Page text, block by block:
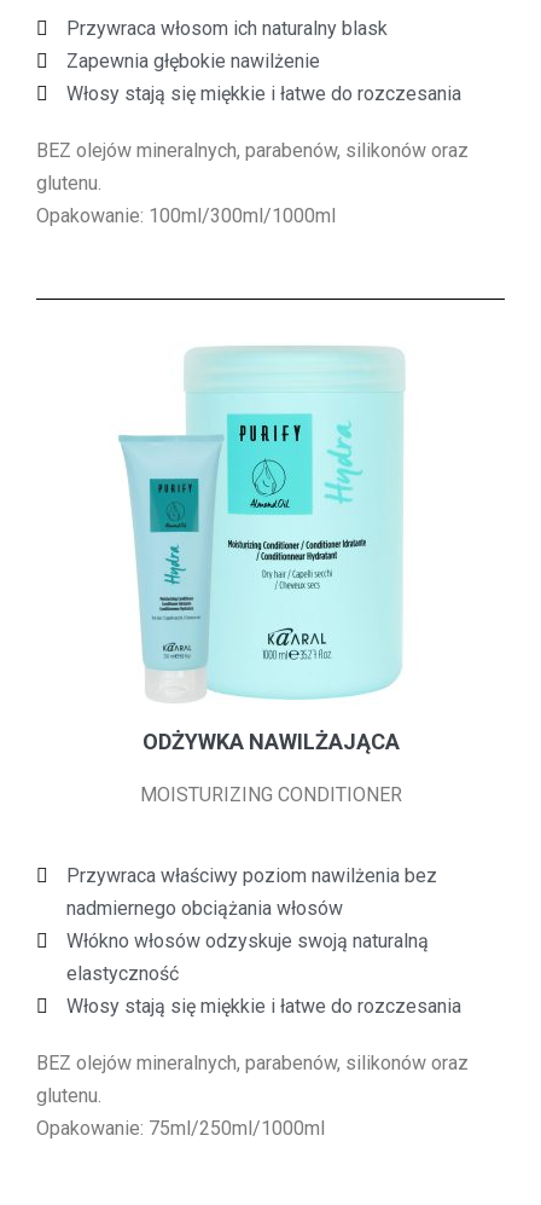
Przywraca włosom ich naturalny blask
Zapewnia głębokie nawilżenie
Włosy stają się miękkie i łatwe do rozczesania
BEZ olejów mineralnych, parabenów, silikonów oraz
glutenu.
Opakowanie: 100ml/300ml/1000ml
ODŻYWKA NAWILŻAJĄCA
MOISTURIZING CONDITIONER
Przywraca właściwy poziom nawilżenia bez
nadmiernego obciążania włosów
Włókno włosów odzyskuje swoją naturalną
elastyczność
Włosy stają się miękkie i łatwe do rozczesania
BEZ olejów mineralnych, parabenów, silikonów oraz
glutenu.
Opakowanie: 75ml/250ml/1000ml